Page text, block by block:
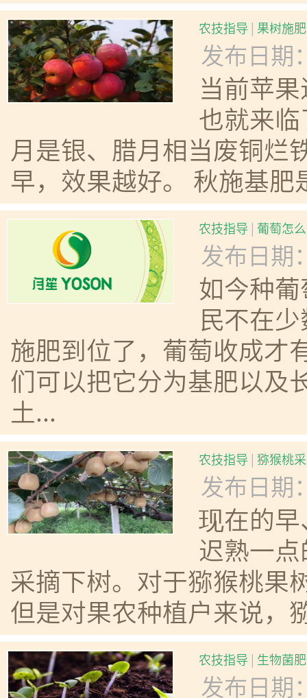
农技指导 | 果树施
发布日期
当前苹
也就来
月是银、腊月相当废铜烂
早，效果越好。 秋施基
农技指导 | 葡萄怎
发布日期
如今种
民不在
施肥到位了，葡萄收成才
们可以把它分为基肥以及
土...
农技指导 | 猕猴桃
发布日期
现在的
迟熟一
采摘下树。对于猕猴桃果
但是对果农种植户来说，
农技指导 | 生物菌
发布日期